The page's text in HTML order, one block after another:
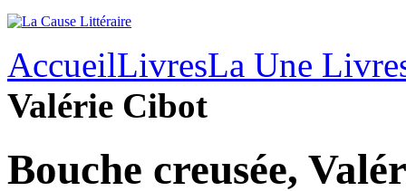
AccueilLivresLa Une
Valérie Cibot
Bouche creusée,